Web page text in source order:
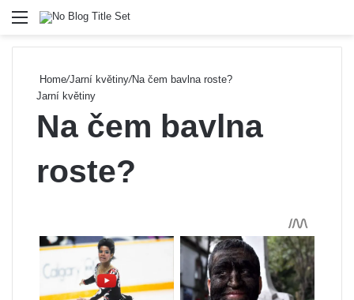
Menu
Home/Jarní květiny/Na čem bavlna roste?
Jarní květiny
Na čem bavlna
roste?